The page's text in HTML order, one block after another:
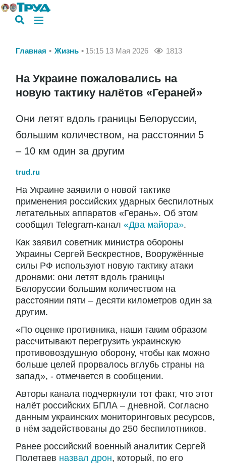
Главная Жизнь 15:15 13 Мая 2026 1813
На Украине пожаловались на
новую тактику налётов «Гераней»
Они летят вдоль границы Белоруссии,
большим количеством, на расстоянии 5
– 10 км один за другим
trud.ru
На Украине заявили о новой тактике
применения российских ударных беспилотных
летательных аппаратов «Герань». Об этом
сообщил Telegram-канал «Два майора».
Как заявил советник министра обороны
Украины Сергей Бескрестнов, Вооружённые
силы РФ используют новую тактику атаки
дронами: они летят вдоль границы
Белоруссии большим количеством на
расстоянии пяти – десяти километров один за
другим.
«По оценке противника, наши таким образом
рассчитывают перегрузить украинскую
противовоздушную оборону, чтобы как можно
больше целей прорвалось вглубь страны на
запад», - отмечается в сообщении.
Авторы канала подчеркнули тот факт, что этот
налёт российских БПЛА – дневной. Согласно
данным украинских мониторинговых ресурсов,
в нём задействованы до 250 беспилотников.
Ранее российский военный аналитик Сергей
Полетаев назвал дрон, который, по его